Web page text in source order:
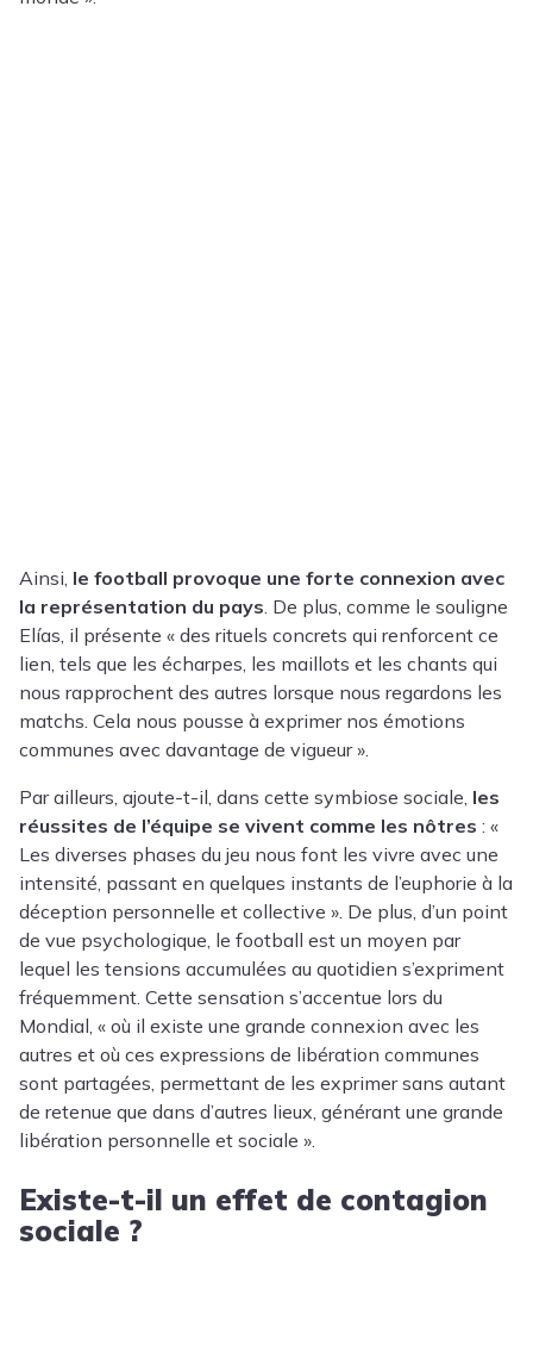
Ainsi, le football provoque une forte connexion avec
la représentation du pays . De plus, comme le souligne
Elías, il présente « des rituels concrets qui renforcent ce
lien, tels que les écharpes, les maillots et les chants qui
nous rapprochent des autres lorsque nous regardons les
matchs. Cela nous pousse à exprimer nos émotions
communes avec davantage de vigueur ».
Par ailleurs, ajoute-t-il, dans cette symbiose sociale, les
réussites de l’équipe se vivent comme les nôtres : «
Les diverses phases du jeu nous font les vivre avec une
intensité, passant en quelques instants de l’euphorie à la
déception personnelle et collective ». De plus, d’un point
de vue psychologique, le football est un moyen par
lequel les tensions accumulées au quotidien s’expriment
fréquemment. Cette sensation s’accentue lors du
Mondial, « où il existe une grande connexion avec les
autres et où ces expressions de libération communes
sont partagées, permettant de les exprimer sans autant
de retenue que dans d’autres lieux, générant une grande
libération personnelle et sociale ».
Existe-t-il un effet de contagion
sociale ?